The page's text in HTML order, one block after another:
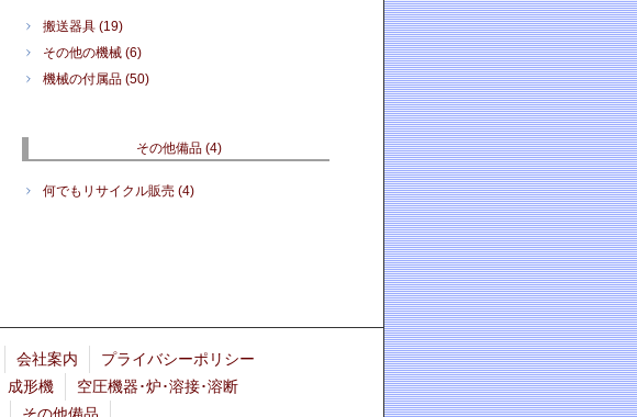
搬送器具 (19)
その他の機械 (6)
機械の付属品 (50)
その他備品 (4)
何でもリサイクル販売 (4)
会社案内
プライバシーポリシー
成形機
空圧機器･炉･溶接･溶断